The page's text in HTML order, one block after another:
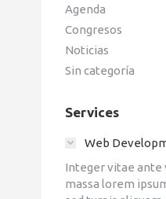
Agenda
Congresos
Noticias
Sin categoría
Services
Web
Integer vitae ante
massa lorem